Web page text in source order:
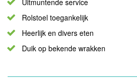
Uitmuntende service
Rolstoel toegankelijk
Heerlijk en divers eten
Duik op bekende wrakken